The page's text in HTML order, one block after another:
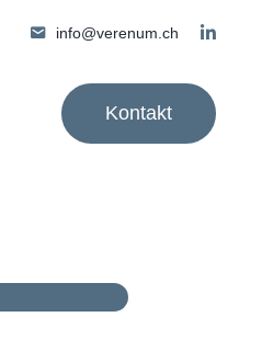
info@verenum.ch
Kontakt